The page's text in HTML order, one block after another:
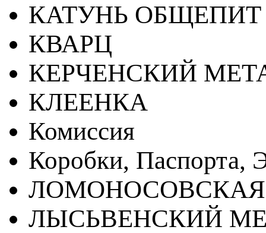
КАТУНЬ ОБЩЕПИТ
КВАРЦ
КЕРЧЕНСКИЙ
КЛЕЕНКА
Комиссия
Коробки, Паспорта,
ЛЫСЬВЕНСКИЙ